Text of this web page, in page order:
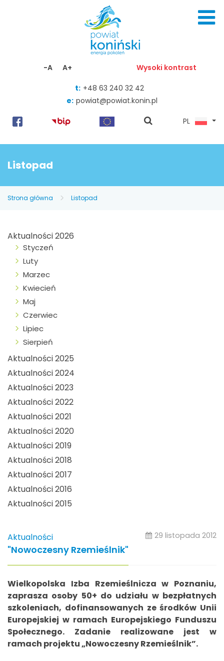
-A A+ Wysoki kontrast
t: +48 63 240 32 42
e: powiat@powiat.konin.pl
pokaż
PL
Listopad
Strona główna Listopad
Aktualności 2026
Styczeń
Luty
Marzec
Kwiecień
Maj
Czerwiec
Lipiec
Sierpień
Aktualności 2025
Aktualności 2024
Aktualności 2023
Aktualności 2022
Aktualności 2021
Aktualności 2020
Aktualności 2019
Aktualności 2018
Aktualności 2017
Aktualności 2016
Aktualności 2015
Aktualności 29 listopada 2012
"Nowoczesny Rzemieślnik"
Wielkopolska Izba Rzemieślnicza w Poznaniu,
zaprasza osoby 50+ do udziału w bezpłatnych
szkoleniach, dofinansowanych ze środków Unii
Europejskiej w ramach Europejskiego Funduszu
Społecznego. Zadanie realizowane jest w
ramach projektu „Nowoczesny Rzemieślnik”.